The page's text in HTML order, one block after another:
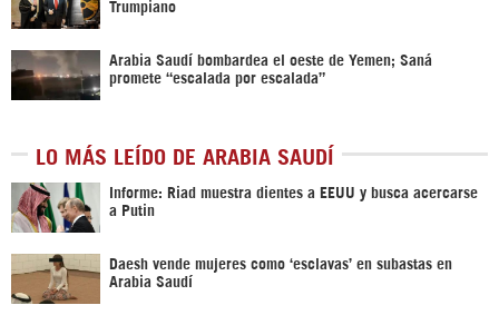
Trumpiano
Arabia Saudí bombardea el oeste de Yemen; Saná
promete “escalada por escalada”
LO MÁS LEÍDO DE ARABIA SAUDÍ
Informe: Riad muestra dientes a EEUU y busca acercarse
a Putin
Daesh vende mujeres como ‘esclavas’ en subastas en
Arabia Saudí